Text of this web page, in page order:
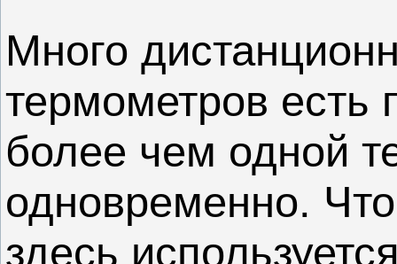
Много
термометров
более чем одной
одновременно.
здесь